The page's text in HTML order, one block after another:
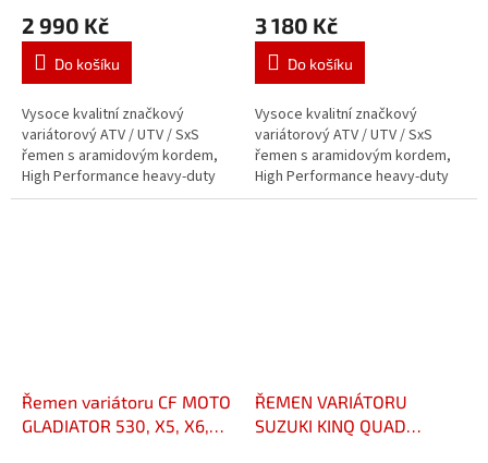
2 990 Kč
Do košíku
Vysoce kvalitní značkový
variátorový ATV / UTV / SxS
řemen s aramidovým kordem,
High Performance heavy-duty
provedení, pro běžné,
3 180 Kč
Do košíku
Vysoce kvalitní značkový
variátorový ATV / UTV / SxS
řemen s aramidovým kordem,
High Performance heavy-duty
provedení, pro běžné,
Řemen variátoru CF MOTO
GLADIATOR 530, X5, X6,
ŘEMEN VARIÁTORU
SUZUKI KINQ QUAD